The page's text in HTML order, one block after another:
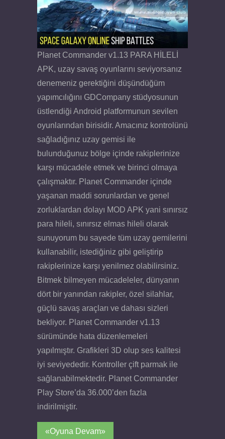
Planet Commander v1.13 PARA HİLELİ
APK, uzay savaş oyunlarını seviyorsanız
denemeniz gerektiğini düşündüğüm
yapımcılığını GDCompany stüdyosunun
üstlendiği Android platformunun sevilen
oyunlarından birisidir. Amacınız kontrolünü
sağladığınız uzay gemisi ile
bulunduğunuz bölge içinde rakiplerinize
karşı mücadele etmek ve birinci olmaya
çalışmaktır. Planet Commander içinde
yaşanan maddi sorunlardan ve genel
zorluklardan dolayı MOD APK yani sınırsız
para hileli, sınırsız elmas hileli olarak
sunuyorum bu sayede tüm uzay gemilerini
kullanabilir, istediğiniz gibi geliştirip
rakiplerinize karşı yenilmez olabilirsiniz.
Bitmek bilmeyen mücadeleler, dünyanın
dört bir yanından rakipler, özel silahlar,
güçlü savaş araçları ve dahası sizleri
bekliyor. Planet Commander v1.13
sürümünde hata düzenlemeleri
yapılmıştır. Grafikleri 3D olup ses kalitesi
iyi seviyededir. Kontroller çift parmak ile
sağlanabilmektedir. Planet Commander
Play Store’da 36.000’den fazla
indirilmiştir.
«Oyuna Devam»